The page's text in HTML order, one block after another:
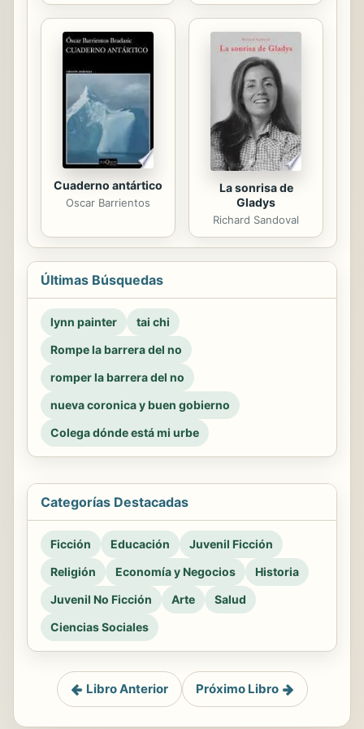
Cuaderno antártico
Oscar Barrientos
La sonrisa de
Gladys
Richard Sandoval
Últimas Búsquedas
lynn painter
tai chi
Rompe la barrera del no
romper la barrera del no
nueva coronica y buen gobierno
Colega dónde está mi urbe
Categorías Destacadas
Ficción Educación
Juvenil Ficción
Religión
Economía y Negocios
Historia
Juvenil No Ficción
Arte
Salud
Ciencias Sociales
Libro Anterior Próximo Libro